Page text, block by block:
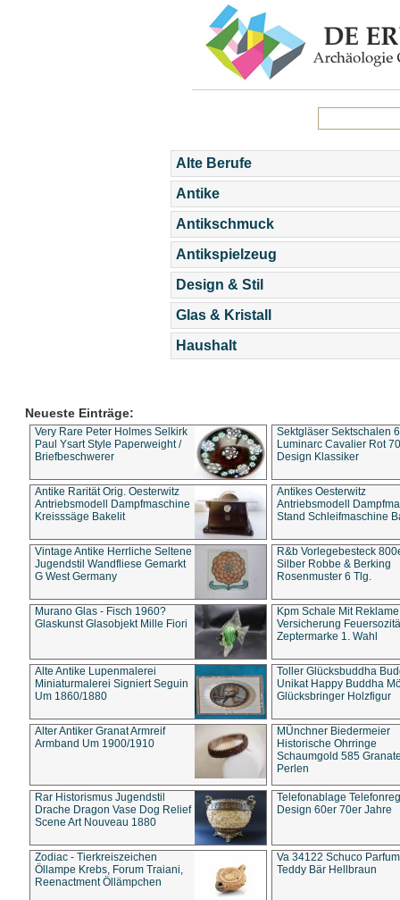
Alte Berufe
Antike
Antikschmuck
Antikspielzeug
Design & Stil
Glas & Kristall
Haushalt
Neueste Einträge:
Very Rare Peter Holmes Selkirk
Paul Ysart Style Paperweight /
Briefbeschwerer
Sektgläser Sektschalen
Luminarc Cavalier Rot
Design Klassiker
Antike Rarität Orig. Oesterwitz
Antriebsmodell Dampfmaschine
Kreisssäge Bakelit
Antikes Oesterwitz
Antriebsmodell
Stand Schleifmaschine
Vintage Antike Herrliche Seltene
Jugendstil Wandfliese Gemarkt
G West Germany
R&b Vorlegebesteck
Silber Robbe & Berking
Rosenmuster 6 Tlg.
Murano Glas - Fisch 1960?
Glaskunst Glasobjekt Mille Fiori
Kpm Schale Mit Reklame
Versicherung
Zeptermarke 1. Wahl
Alte Antike Lupenmalerei
Miniaturmalerei Signiert Seguin
Um 1860/1880
Toller Glücksbuddha
Unikat Happy Buddha
Glücksbringer Holzfigur
Alter Antiker Granat Armreif
Armband Um 1900/1910
MÜnchner Biedermeier
Historische Ohrringe
Schaumgold 585
Perlen
Rar Historismus Jugendstil
Drache Dragon Vase Dog Relief
Scene Art Nouveau 1880
Telefonablage
Design 60er 70er Jahre
Zodiac - Tierkreiszeichen
Öllampe Krebs, Forum Traiani,
Reenactment Öllämpchen
Va 34122 Schuco
Teddy Bär Hellbraun